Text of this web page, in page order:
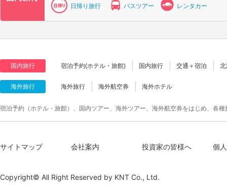
日帰り旅行 バスツアー レンタカー
国内旅行 宿泊予約(ホテル・旅館) 国内旅行 交通＋宿泊
海外旅行 海外旅行 海外航空券 海外ホテル
宿泊予約（ホテル・旅館）、国内ツアー、海外ツアー、海外航空券をはじめ、各
サイトマップ 会社案内 投資家の皆様へ 個
Copyright© All Right Reserved by KNT Co., Ltd.